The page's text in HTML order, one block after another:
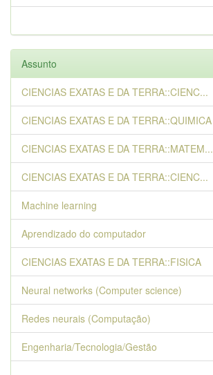
Assunto
CIENCIAS EXATAS E DA TERRA::CIENC...
CIENCIAS EXATAS E DA TERRA::QUIMICA
CIENCIAS EXATAS E DA TERRA::MATEM...
CIENCIAS EXATAS E DA TERRA::CIENC...
Machine learning
Aprendizado do computador
CIENCIAS EXATAS E DA TERRA::FISICA
Neural networks (Computer science)
Redes neurais (Computação)
Engenharia/Tecnologia/Gestão